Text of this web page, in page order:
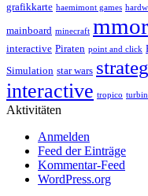
grafikkarte haemimont games
mainboard minecraft
interactive Piraten point and click
Simulation star wars
interactive tropico
Aktivitäten
Anmelden
Feed der Einträge
Kommentar-Feed
WordPress.org